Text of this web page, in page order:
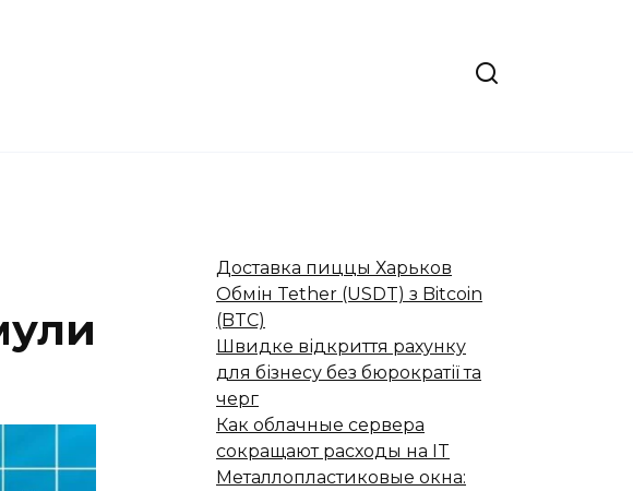
Доставка пиццы Харьков
Обмін Tether (USDT) з Bitcoin
(BTC)
Швидке відкриття рахунку
для бізнесу без бюрократії та
черг
Как облачные сервера
сокращают расходы на IT
Металлопластиковые окна: